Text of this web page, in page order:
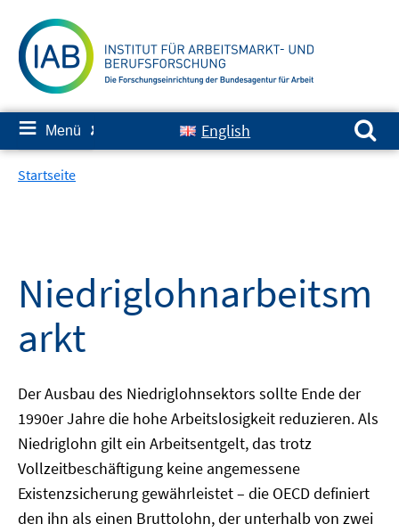
zum
Inhalt
≡ Menü ✘ English
Suchen nach:
Startseite
Niedriglohnarbeitsm
arkt
Der Ausbau des Niedriglohnsektors sollte Ende der
1990er Jahre die hohe Arbeitslosigkeit reduzieren. Als
Niedriglohn gilt ein Arbeitsentgelt, das trotz
Vollzeitbeschäftigung keine angemessene
Existenzsicherung gewährleistet – die OECD definiert
den ihn als einen Bruttolohn, der unterhalb von zwei